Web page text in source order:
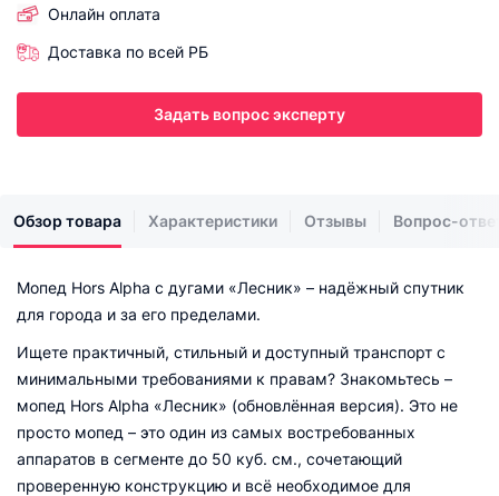
Онлайн оплата
Доставка по всей РБ
Задать вопрос эксперту
Обзор товара Характеристики Отзывы Вопрос-
Мопед Hors Alpha с дугами «Лесник» – надёжный спутник
для города и за его пределами.
Ищете практичный, стильный и доступный транспорт с
минимальными требованиями к правам? Знакомьтесь –
мопед Hors Alpha «Лесник» (обновлённая версия). Это не
просто мопед – это один из самых востребованных
аппаратов в сегменте до 50 куб. см., сочетающий
проверенную конструкцию и всё необходимое для